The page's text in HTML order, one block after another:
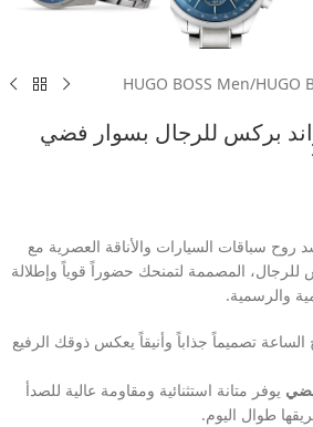
HUGO
/
HUGO BOSS Men
بركس للرجال بسوار فضي
سباقات السيارات والأناقة العصرية مع
المصممة لتمنحك حضوراً قوياً وإطلالة
والرسمية.
الساعة تصميماً جذاباً وأنيقاً يعكس ذوقك الرفيع
يوفر متانة استثنائية ومقاومة عالية للصدأ
طوال اليوم.